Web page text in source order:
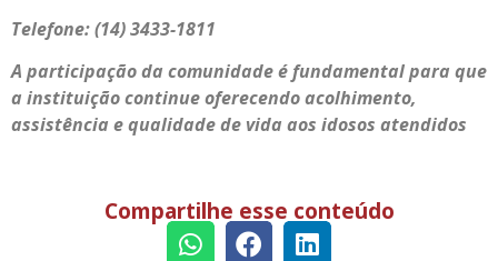
Telefone: (14) 3433-1811
A participação da comunidade é fundamental para que
a instituição continue oferecendo acolhimento,
assistência e qualidade de vida aos idosos atendidos
Compartilhe esse conteúdo